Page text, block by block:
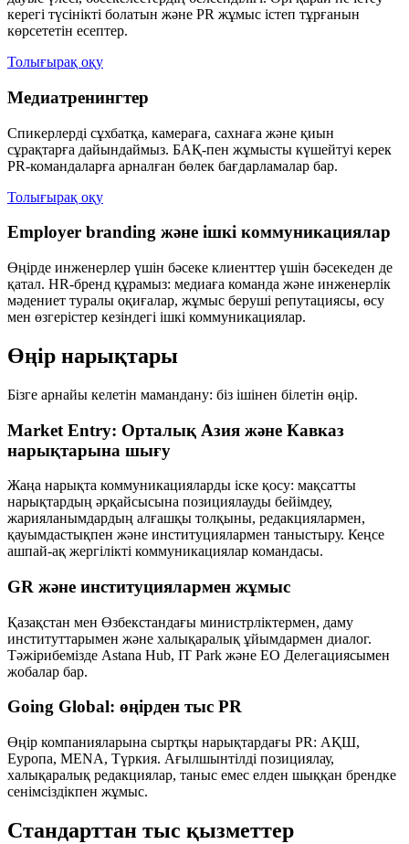
керегі түсінікті болатын және PR жұмыс істеп тұрғанын
көрсететін есептер.
Толығырақ оқу
Медиатренингтер
Спикерлерді сұхбатқа, камераға, сахнаға және қиын
сұрақтарға дайындаймыз. БАҚ-пен жұмысты күшейтуі керек
PR-командаларға арналған бөлек бағдарламалар бар.
Толығырақ оқу
Employer branding және ішкі коммуникациялар
Өңірде инженерлер үшін бәсеке клиенттер үшін бәсекеден де
қатал. HR-бренд құрамыз: медиаға команда және инженерлік
мәдениет туралы оқиғалар, жұмыс беруші репутациясы, өсу
мен өзгерістер кезіндегі ішкі коммуникациялар.
Өңір нарықтары
Бізге арнайы келетін мамандану: біз ішінен білетін өңір.
Market Entry: Орталық Азия және Кавказ
нарықтарына шығу
Жаңа нарықта коммуникацияларды іске қосу: мақсатты
нарықтардың әрқайсысына позициялауды бейімдеу,
жарияланымдардың алғашқы толқыны, редакциялармен,
қауымдастықпен және институциялармен таныстыру. Кеңсе
ашпай-ақ жергілікті коммуникациялар командасы.
GR және институциялармен жұмыс
Қазақстан мен Өзбекстандағы министрліктермен, даму
институттарымен және халықаралық ұйымдармен диалог.
Тәжірибемізде Astana Hub, IT Park және ЕО Делегациясымен
жобалар бар.
Going Global: өңірден тыс PR
Өңір компанияларына сыртқы нарықтардағы PR: АҚШ,
Еуропа, MENA, Түркия. Ағылшынтілді позициялау,
халықаралық редакциялар, таныс емес елден шыққан брендке
сенімсіздікпен жұмыс.
Стандарттан тыс қызметтер